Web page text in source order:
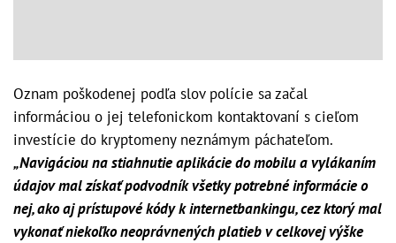
Oznam poškodenej podľa slov polície sa začal
informáciou o jej telefonickom kontaktovaní s cieľom
investície do kryptomeny neznámym páchateľom.
„Navigáciou na stiahnutie aplikácie do mobilu a vylákaním
údajov mal získať podvodník všetky potrebné informácie o
nej, ako aj prístupové kódy k internetbankingu, cez ktorý mal
vykonať niekoľko neoprávnených platieb v celkovej výške